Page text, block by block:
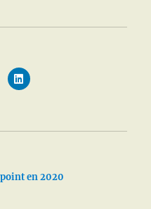
en 2020